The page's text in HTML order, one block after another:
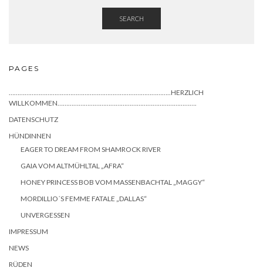
SEARCH
PAGES
………………………………………………………………………………..HERZLICH
WILLKOMMEN…………………………………………………………………….
DATENSCHUTZ
HÜNDINNEN
EAGER TO DREAM FROM SHAMROCK RIVER
GAIA VOM ALTMÜHLTAL „AFRA“
HONEY PRINCESS BOB VOM MASSENBACHTAL „MAGGY“
MORDILLIO´S FEMME FATALE „DALLAS“
UNVERGESSEN
IMPRESSUM
NEWS
RÜDEN